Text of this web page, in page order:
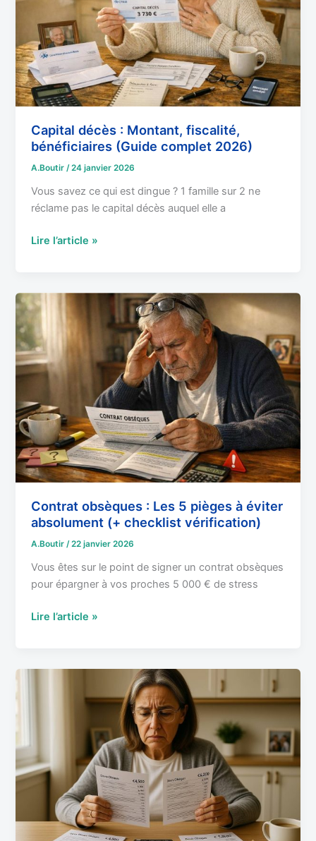
Capital décès : Montant, fiscalité,
bénéficiaires (Guide complet 2026)
A.Boutir/24 janvier 2026
Vous savez ce qui est dingue ? 1 famille sur 2 ne
réclame pas le capital décès auquel elle a
bénéficiaires
(Guide
complet
2026)
Lire l’article »
Contrat obsèques : Les 5 pièges à éviter
absolument (+ checklist vérification)
A.Boutir/22 janvier 2026
Vous êtes sur le point de signer un contrat obsèques
pour épargner à vos proches 5 000 € de stress
Contrat
obsèques
Les
5
à
éviter
absolument
(+
checklist
Lire l’article »
réel
funérailles
comment
économiser